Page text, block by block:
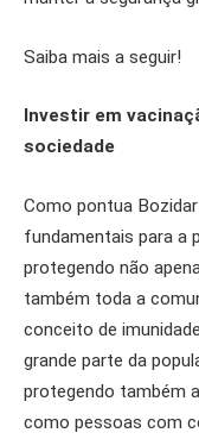
Saiba mais a seguir!
Investir em
sociedade
Como pontua
fundamentais para a
protegendo não
também toda a
conceito de
grande parte da
protegendo também
como pessoas com